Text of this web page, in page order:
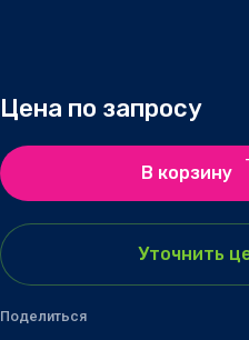
Цена по запросу
В корзину
Уточнить
Поделиться